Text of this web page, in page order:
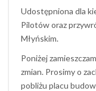
Udostępniona dla
Pilotów oraz
Młyńskim.
Poniżej
zmian. Prosimy o
pobliżu placu